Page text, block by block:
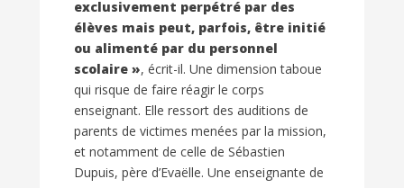
exclusivement perpétré par des
élèves mais peut, parfois, être initié
ou alimenté par du personnel
scolaire », écrit-il. Une dimension taboue
qui risque de faire réagir le corps
enseignant. Elle ressort des auditions de
parents de victimes menées par la mission,
et notamment de celle de Sébastien
Dupuis, père d’Evaëlle. Une enseignante de